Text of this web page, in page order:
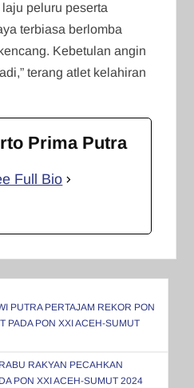
peluru peserta
terbiasa berlomba
Kebetulan angin
terang atlet kelahiran
Prima Putra
Full Bio
PUTRA PERTAJAM REKOR PON
PADA PON XXI ACEH-SUMUT
RAKYAN PECAHKAN
PON XXI ACEH-SUMUT 2024